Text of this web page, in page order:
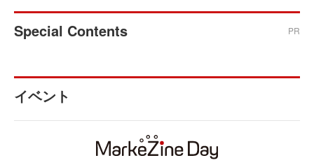
Special Contents PR
イベント